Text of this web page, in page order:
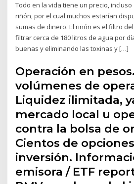
Todo en la vida tiene un precio,
riñón, por el cual muchos estarían
sumas de dinero. El riñón es el filtro
filtrar cerca de 180 litros de agua por
buenas y eliminando las toxinas y […]
Operación en
volúmenes de
Liquidez ilimitada,
mercado local u
contra la bolsa de
Cientos de
inversión.
emisora / ETF